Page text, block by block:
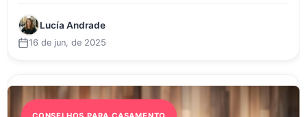
Lucía Andrade
16 de jun, de 2025